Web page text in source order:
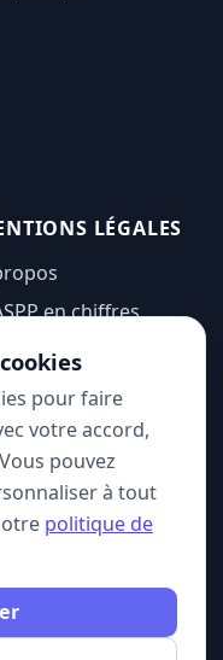
LÉGALES
en chiffres
légales
de
pour faire
votre accord,
pouvez
à tout
politique de